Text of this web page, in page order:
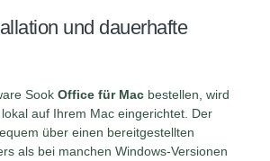
und dauerhafte
Sook Office für Mac bestellen, wird
auf Ihrem Mac eingerichtet. Der
über einen bereitgestellten
als bei manchen Windows-Versionen